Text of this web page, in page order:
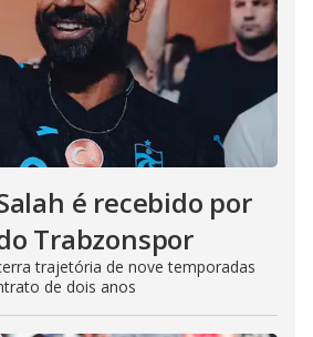
é recebido por
Trabzonspor
trajetória de nove temporadas
de dois anos